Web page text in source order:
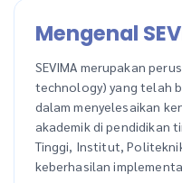
Mengenal
SEVIMA merupakan
technology) yang telah
dalam menyelesaikan
akademik di pendidikan
Tinggi, Institut,
keberhasilan